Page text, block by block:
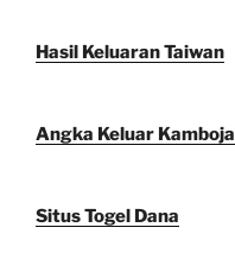
Hasil Keluaran Taiwan
Angka Keluar Kamboja
Situs Togel Dana